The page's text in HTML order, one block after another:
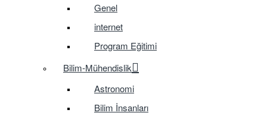
Genel
internet
Program Eğitimi
Bilim-Mühendislik
Astronomi
Bilim İnsanları